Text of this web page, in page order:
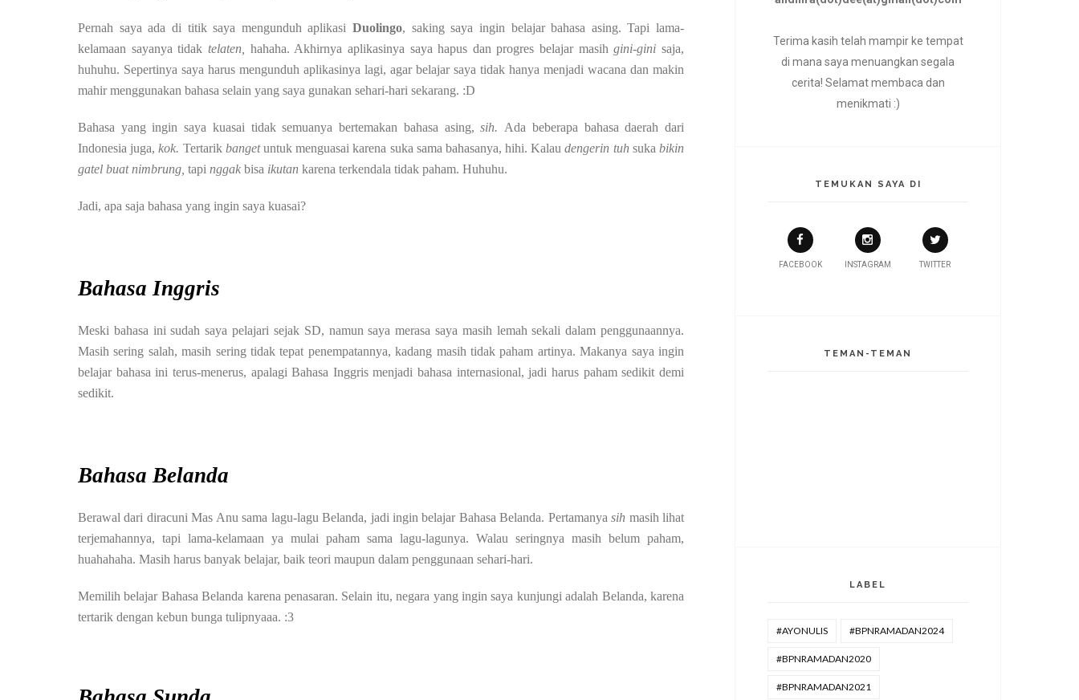
Pernah saya ada di titik saya mengunduh aplikasi Duolingo, saking saya ingin belajar bahasa asing. Tapi lama-
kelamaan sayanya tidak telaten, hahaha. Akhirnya aplikasinya saya hapus dan progres belajar masihgini-ginisaja,
huhuhu. Sepertinya saya harus mengunduh aplikasinya lagi, agar belajar saya tidak hanya menjadi wacana dan makin
mahir menggunakan bahasa selain yang saya gunakan sehari-hari sekarang. :D
Bahasa yang ingin saya kuasai tidak semuanya bertemakan bahasa asing,sih. Ada beberapa bahasa daerah dari
Indonesia juga,kok. Tertarik bangetuntuk menguasai karena suka sama bahasanya, hihi. Kalaudengerin tuh suka bikin
gatel buat nimbrung, tapi nggak bisa ikutan karena terkendala tidak paham. Huhuhu.
Jadi, apa saja bahasa yang ingin saya kuasai?
Bahasa Inggris
Meski bahasa ini sudah saya pelajari sejak SD, namun saya merasa saya masih lemah sekali dalam penggunaannya.
Masih sering salah, masih sering tidak tepat penempatannya, kadang masih tidak paham artinya. Makanya saya ingin
belajar bahasa ini terus-menerus, apalagi Bahasa Inggris menjadi bahasa internasional, jadi harus paham sedikit demi
sedikit.
Bahasa Belanda
Berawal dari diracuni Mas Anu sama lagu-lagu Belanda, jadi ingin belajar Bahasa Belanda. Pertamanyasih masih lihat
terjemahannya, tapi lama-kelamaan ya mulai paham sama lagu-lagunya. Walau seringnya masih belum paham,
huahahaha. Masih harus banyak belajar, baik teori maupun dalam penggunaan sehari-hari.
Memilih belajar Bahasa Belanda karena penasaran. Selain itu, negara yang ingin saya kunjungi adalah Belanda, karena
tertarik dengan kebun bunga tulipnyaaa. :3
Terima kasih telah mampir ke tempat
di mana saya menuangkan segala
cerita! Selamat membaca dan
menikmati :)
TEMUKAN SAYA DI
FACEBOOK INSTAGRAM TWITTER
TEMAN-TEMAN
LABEL
#AYONULIS #BPNRAMADAN2024
#BPNRAMADAN2020
#BPNRAMADAN2021